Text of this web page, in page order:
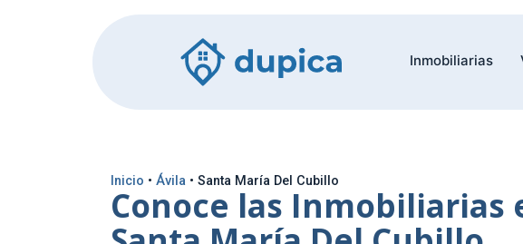
Inmobiliarias
Inicio • Ávila • Santa María Del Cubillo
Conoce las Inmobiliarias